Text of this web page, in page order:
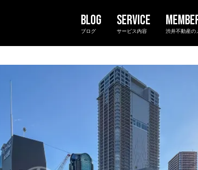
ブログ サービス内容 渋井不動産の